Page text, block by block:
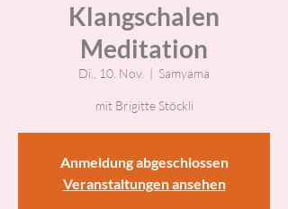
Klangschalen
Meditation
Di., 10. Nov.
  |
Samyama
mit Brigitte Stöckli
Anmeldung abgeschlossen
Veranstaltungen ansehen